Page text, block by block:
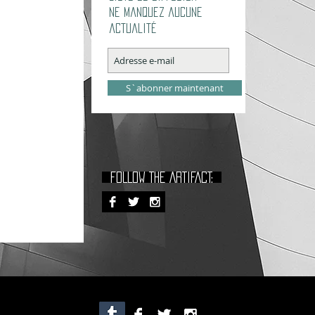
Ne manquez aucune
actualité
S`abonner maintenant
FOLLOW THE ARTIFACT: